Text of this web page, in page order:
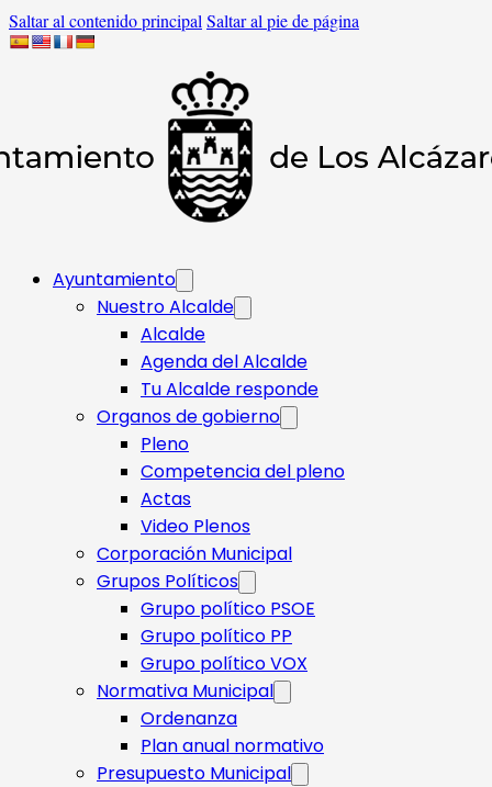
Saltar al contenido principal Saltar al pie de página
Ayuntamiento
Nuestro Alcalde
Alcalde
Agenda del Alcalde
Tu Alcalde responde​
Organos de gobierno
Pleno
Competencia del pleno
Actas
Video Plenos
Corporación Municipal
Grupos Políticos
Grupo político PSOE
Grupo político PP
Grupo político VOX
Normativa Municipal
Ordenanza
Plan anual normativo
Presupuesto Municipal